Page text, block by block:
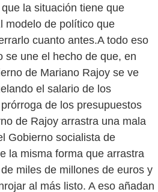
la situación tiene que
modelo de político que
cuanto antes.A todo eso
se une el hecho de que, en
de Mariano Rajoy se ve
el salario de los
de los presupuestos
de Rajoy arrastra una mala
Gobierno socialista de
la misma forma que arrastra
miles de millones de euros y
al más listo. A eso añadan